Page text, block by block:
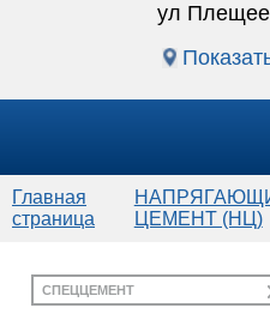
ул
КАТАЛОГ
Главная
страница
ЦЕМЕНТ (НЦ)
СПЕЦЦЕМЕНТ